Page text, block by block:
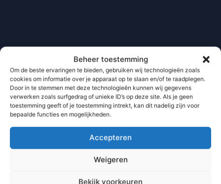
Beheer toestemming
Om de beste ervaringen te bieden, gebruiken wij technologieën zoals
cookies om informatie over je apparaat op te slaan en/of te raadplegen.
Door in te stemmen met deze technologieën kunnen wij gegevens
verwerken zoals surfgedrag of unieke ID’s op deze site. Als je geen
toestemming geeft of je toestemming intrekt, kan dit nadelig zijn voor
bepaalde functies en mogelijkheden.
Accepteren
Weigeren
Bekijk voorkeuren